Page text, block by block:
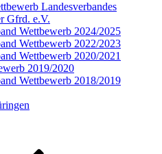
Landesverbandes
Gfrd. e.V.
Wettbewerb 2024/2025
Wettbewerb 2022/2023
Wettbewerb 2020/2021
2019/2020
Wettbewerb 2018/2019